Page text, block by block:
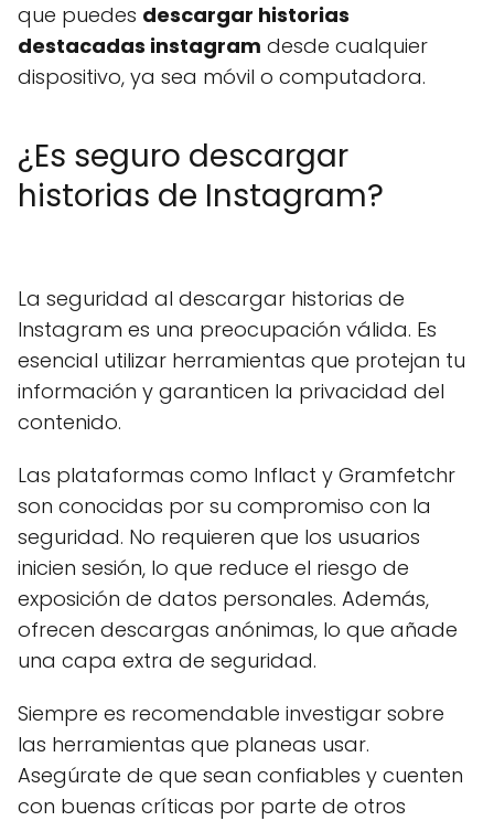
que puedes descargar historias
destacadas instagram desde cualquier
dispositivo, ya sea móvil o computadora.
¿Es seguro descargar
historias de Instagram?
La seguridad al descargar historias de
Instagram es una preocupación válida. Es
esencial utilizar herramientas que protejan tu
información y garanticen la privacidad del
contenido.
Las plataformas como Inflact y Gramfetchr
son conocidas por su compromiso con la
seguridad. No requieren que los usuarios
inicien sesión, lo que reduce el riesgo de
exposición de datos personales. Además,
ofrecen descargas anónimas, lo que añade
una capa extra de seguridad.
Siempre es recomendable investigar sobre
las herramientas que planeas usar.
Asegúrate de que sean confiables y cuenten
con buenas críticas por parte de otros